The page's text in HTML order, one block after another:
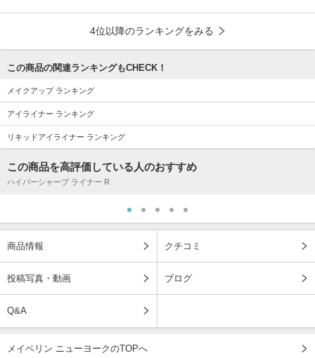
4位以降のランキングをみる
この商品の関連ランキングもCHECK！
メイクアップ ランキング
アイライナー ランキング
リキッドアイライナー ランキング
この商品を高評価している人のおすすめ
ハイパーシャープ ライナー R
商品情報 クチコミ
投稿写真・動画 ブログ
Q&A
メイベリン ニューヨークのTOPへ